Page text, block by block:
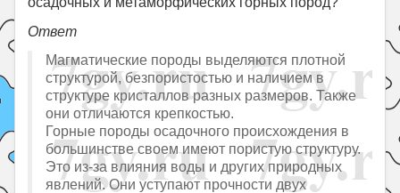
Ответ
Магматические породы выделяются плотной
структурой, безпористостью и наличием в
структуре кристаллов разных размеров. Также
они отличаются крепкостью.
Горные породы осадочного происхождения в
большинстве своем имеют пористую структуру.
Это из-за влияния воды и других природных
явлений. Они уступают прочности двух